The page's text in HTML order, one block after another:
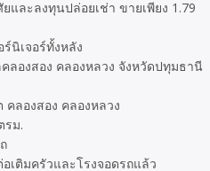
และลงทุนปล่อยเช่า ขายเพียง 1.79
นิเจอร์ทั้งหลัง
ลองสอง คลองหลวง จังหวัดปทุมธานี
ลองสอง คลองหลวง
รม.
เติมครัวและโรงจอดรถแล้ว